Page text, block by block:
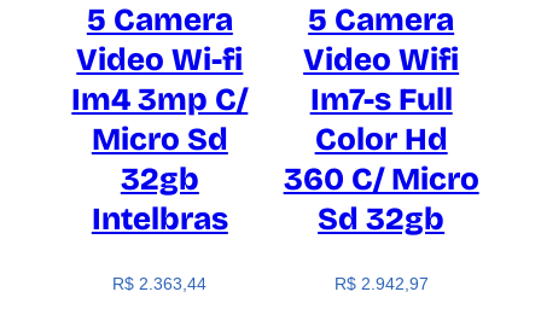
5 Camera
Video Wi-fi
Im4 3mp C/
Micro Sd
32gb
Intelbras
R$ 2.363,44
5 Camera
Video Wifi
Im7-s Full
Color Hd
360 C/ Micro
Sd 32gb
R$2.942,97